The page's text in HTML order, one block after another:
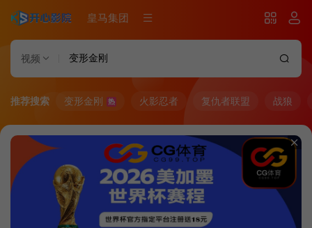
皇马集团
视频
推荐搜索 变形金刚 热 火影忍者 复仇者联盟 战狼